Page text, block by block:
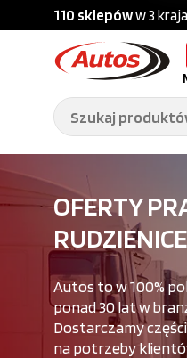
110 sklepóww 3Części
naczep
B2BGaleria
kwartalny
OFERTY
Autos to w 100%
ponad 30 lat w
Dostarczamy
na potrzeby